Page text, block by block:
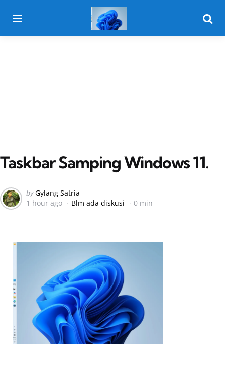
Taskbar Samping Windows 11.
Posted
by
by Gylang Satria
1 hour ago
Blm ada diskusi 0 min